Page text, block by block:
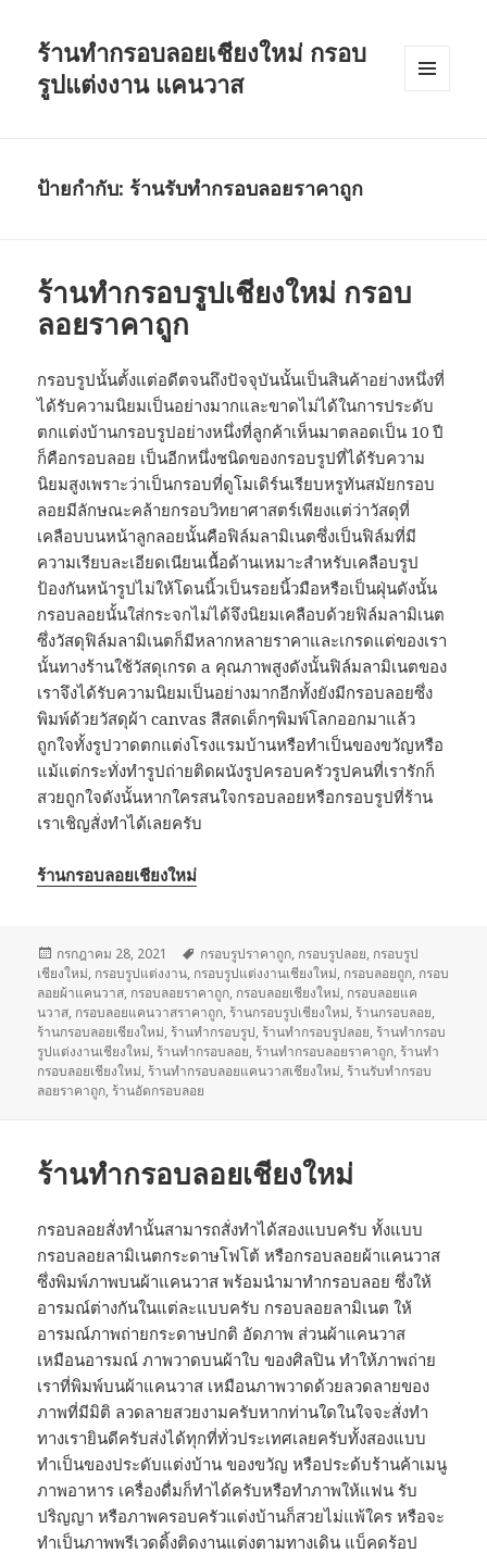
ร้านทำกรอบลอยเชียงใหม่ กรอบ
รูปแต่งงาน แคนวาส
ป้ายกำกับ: ร้านรับทำกรอบลอยราคาถูก
ร้านทำกรอบรูปเชียงใหม่ กรอบ
ลอยราคาถูก
กรอบรูปนั้นตั้งแต่อดีตจนถึงปัจจุบันนั้นเป็นสินค้าอย่างหนึ่งที่
ได้รับความนิยมเป็นอย่างมากและขาดไม่ได้ในการประดับ
ตกแต่งบ้านกรอบรูปอย่างหนึ่งที่ลูกค้าเห็นมาตลอดเป็น 10 ปี
ก็คือกรอบลอย เป็นอีกหนึ่งชนิดของกรอบรูปที่ได้รับความ
นิยมสูงเพราะว่าเป็นกรอบที่ดูโมเดิร์นเรียบหรูทันสมัยกรอบ
ลอยมีลักษณะคล้ายกรอบวิทยาศาสตร์เพียงแต่ว่าวัสดุที่
เคลือบบนหน้าลูกลอยนั้นคือฟิล์มลามิเนตซึ่งเป็นฟิล์มที่มี
ความเรียบละเอียดเนียนเนื้อด้านเหมาะสำหรับเคลือบรูป
ป้องกันหน้ารูปไม่ให้โดนนิ้วเป็นรอยนิ้วมือหรือเป็นฝุ่นดังนั้น
กรอบลอยนั้นใส่กระจกไม่ได้จึงนิยมเคลือบด้วยฟิล์มลามิเนต
ซึ่งวัสดุฟิล์มลามิเนตก็มีหลากหลายราคาและเกรดแต่ของเรา
นั้นทางร้านใช้วัสดุเกรด a คุณภาพสูงดังนั้นฟิล์มลามิเนตของ
เราจึงได้รับความนิยมเป็นอย่างมากอีกทั้งยังมีกรอบลอยซึ่ง
พิมพ์ด้วยวัสดุผ้า canvas สีสดเด็กๆพิมพ์โลกออกมาแล้ว
ถูกใจทั้งรูปวาดตกแต่งโรงแรมบ้านหรือทำเป็นของขวัญหรือ
แม้แต่กระทั่งทำรูปถ่ายติดผนังรูปครอบครัวรูปคนที่เรารักก็
สวยถูกใจดังนั้นหากใครสนใจกรอบลอยหรือกรอบรูปที่ร้าน
เราเชิญสั่งทำได้เลยครับ
ร้านกรอบลอยเชียงใหม่
เขียน
เมื่อ
กรกฎาคม 28, 2021
ป้าย
กำกับ
กรอบรูปราคาถูก, กรอบรูปลอย, กรอบรูป
เชียงใหม่, กรอบรูปแต่งงาน, กรอบรูปแต่งงานเชียงใหม่, กรอบลอยถูก, กรอบ
ลอยผ้าแคนวาส, กรอบลอยราคาถูก, กรอบลอยเชียงใหม่, กรอบลอยแค
นวาส, กรอบลอยแคนวาสราคาถูก, ร้านกรอบรูปเชียงใหม่, ร้านกรอบลอย,
ร้านกรอบลอยเชียงใหม่, ร้านทำกรอบรูป, ร้านทำกรอบรูปลอย, ร้านทำกรอบ
รูปแต่งงานเชียงใหม่, ร้านทำกรอบลอย, ร้านทำกรอบลอยราคาถูก, ร้านทำ
กรอบลอยเชียงใหม่, ร้านทำกรอบลอยแคนวาสเชียงใหม่, ร้านรับทำกรอบ
ลอยราคาถูก, ร้านอัดกรอบลอย
ร้านทำกรอบลอยเชียงใหม่
กรอบลอยสั่งทำนั้นสามารถสั่งทำได้สองแบบครับ ทั้งแบบ
กรอบลอยลามิเนตกระดาษโฟโต้ หรือกรอบลอยผ้าแคนวาส
ซึ่งพิมพ์ภาพบนผ้าแคนวาส พร้อมนำมาทำกรอบลอย ซึ่งให้
อารมณ์ต่างกันในแต่ละแบบครับ กรอบลอยลามิเนต ให้
อารมณ์ภาพถ่ายกระดาษปกติ อัดภาพ ส่วนผ้าแคนวาส
เหมือนอารมณ์ ภาพวาดบนผ้าใบ ของศิลปิน ทำให้ภาพถ่าย
เราที่พิมพ์บนผ้าแคนวาส เหมือนภาพวาดด้วยลวดลายของ
ภาพที่มีมิติ ลวดลายสวยงามครับหากท่านใดในใจจะสั่งทำ
ทางเรายินดีครับส่งได้ทุกที่ทั่วประเทศเลยครับทั้งสองแบบ
ทำเป็นของประดับแต่งบ้าน ของขวัญ หรือประด้บร้านค้าเมนู
ภาพอาหาร เครื่องดื่มก็ทำได้ครับหรือทำภาพให้แฟน รับ
ปริญญา หรือภาพครอบครัวแต่งบ้านก็สวยไม่แพ้ใคร หรือจะ
ทำเป็นภาพพรีเวดดิ้งติดงานแต่งตามทางเดิน แบ็คดร้อป